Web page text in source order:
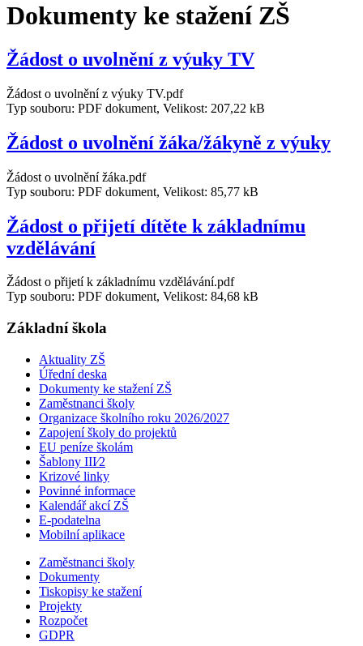
Dokumenty ke stažení ZŠ
Žádost o uvolnění z výuky TV
Žádost o uvolnění z výuky TV.pdf
Typ souboru: PDF dokument, Velikost: 207,22 kB
Žádost o uvolnění žáka/žákyně z výuky
Žádost o uvolnění žáka.pdf
Typ souboru: PDF dokument, Velikost: 85,77 kB
Žádost o přijetí dítěte k základnímu
vzdělávání
Žádost o přijetí k základnímu vzdělávání.pdf
Typ souboru: PDF dokument, Velikost: 84,68 kB
Základní škola
Aktuality ZŠ
Úřední deska
Dokumenty ke stažení ZŠ
Zaměstnanci školy
Organizace školního roku 2026/2027
Zapojení školy do projektů
EU peníze školám
Šablony III⁄2
Krizové linky
Povinné informace
Kalendář akcí ZŠ
E-podatelna
Mobilní aplikace
Zaměstnanci školy
Dokumenty
Tiskopisy ke stažení
Projekty
Rozpočet
GDPR